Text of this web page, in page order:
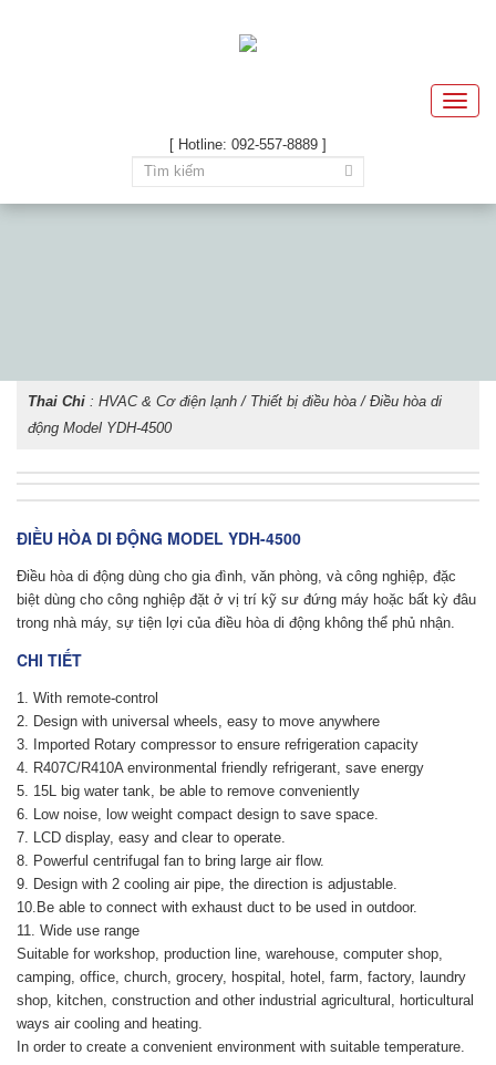
Toggle
[ Hotline: 092-557-8889 ]
Thai Chi : HVAC & Cơ điện lạnh / Thiết bị điều hòa / Điều hòa di
động Model YDH-4500
ĐIỀU HÒA DI ĐỘNG MODEL YDH-4500
Điều hòa di động dùng cho gia đình, văn phòng, và công nghiệp, đặc
biệt dùng cho công nghiệp đặt ở vị trí kỹ sư đứng máy hoặc bất kỳ đâu
trong nhà máy, sự tiện lợi của điều hòa di động không thể phủ nhận.
CHI TIẾT
1. With remote-control
2. Design with universal wheels, easy to move anywhere
3. Imported Rotary compressor to ensure refrigeration capacity
4. R407C/R410A environmental friendly refrigerant, save energy
5. 15L big water tank, be able to remove conveniently
6. Low noise, low weight compact design to save space.
7. LCD display, easy and clear to operate.
8. Powerful centrifugal fan to bring large air flow.
9. Design with 2 cooling air pipe, the direction is adjustable.
10.Be able to connect with exhaust duct to be used in outdoor.
11. Wide use range
Suitable for workshop, production line, warehouse, computer shop,
camping, office, church, grocery, hospital, hotel, farm, factory, laundry
shop, kitchen, construction and other industrial agricultural, horticultural
ways air cooling and heating.
In order to create a convenient environment with suitable temperature.